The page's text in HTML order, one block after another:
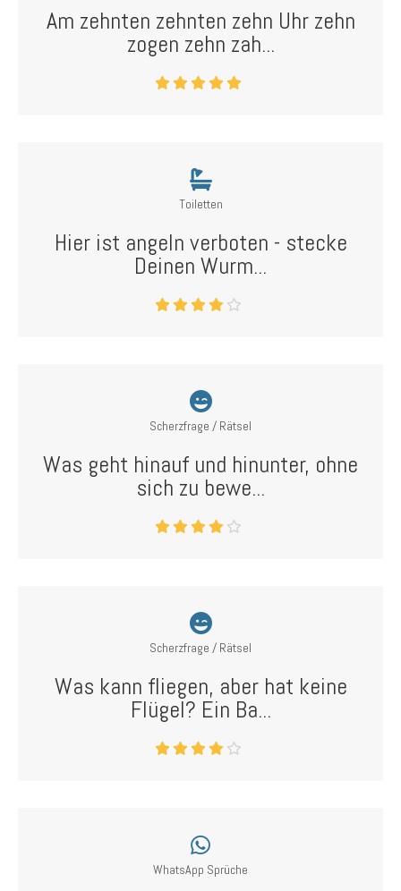
Am zehnten zehnten zehn Uhr zehn
zogen zehn zah...
Toiletten
Hier ist angeln verboten - stecke
Deinen Wurm...
Scherzfrage / Rätsel
Was geht hinauf und hinunter, ohne
sich zu bewe...
Scherzfrage / Rätsel
Was kann fliegen, aber hat keine
Flügel? Ein Ba...
WhatsApp Sprüche